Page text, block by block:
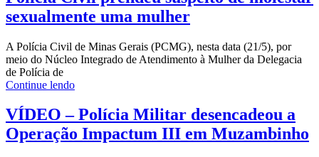
sexualmente uma mulher
A Polícia Civil de Minas Gerais (PCMG), nesta data (21/5), por
meio do Núcleo Integrado de Atendimento à Mulher da Delegacia
de Polícia de
Continue lendo
VÍDEO – Polícia Militar desencadeou a
Operação Impactum III em Muzambinho